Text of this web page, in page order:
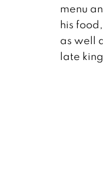
menu
his
as well
late